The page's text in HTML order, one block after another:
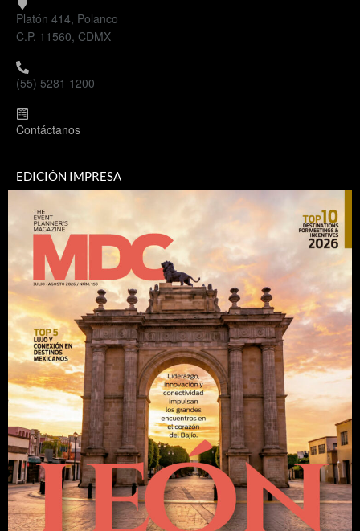
Platón 414, Polanco
C.P. 11560, CDMX
(55) 5281 1200
Contáctanos
EDICIÓN IMPRESA